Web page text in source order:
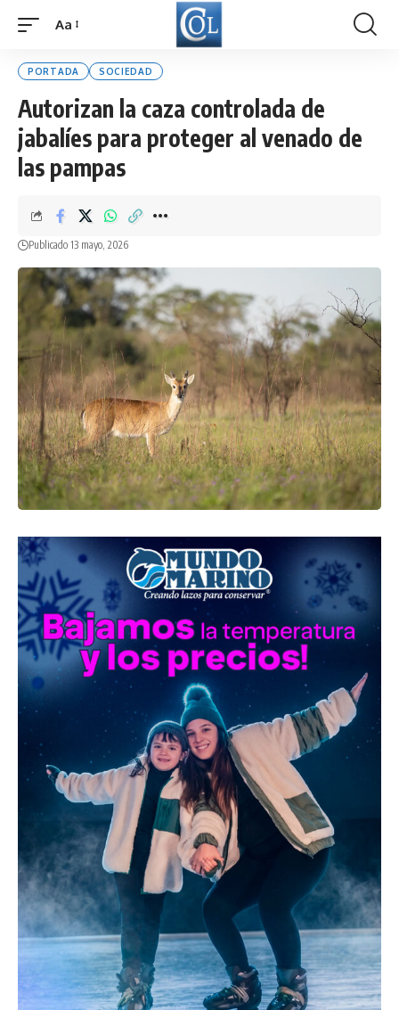
Font
Aa
PORTADA SOCIEDAD
Autorizan la caza controlada de
jabalíes para proteger al venado de
las pampas
Publicado 13 mayo, 2026